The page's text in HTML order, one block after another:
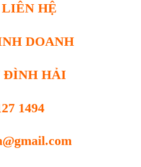
HỆ
DOANH
ĐÌNH HẢI
1494